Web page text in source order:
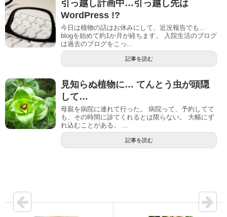
引っ越し計画中…引っ越し先は
WordPress !?
今日は植物の話はお休みにして、近況報告でも…
blogを始めて約1か月が経ちます。 入院生活のブログ
は過去のブログをこっ...
記事を読む
見知らぬ植物に… てんとう虫が頭隠
して…
母親を病院に連れて行った。 病院って、予約してて
も、その時間に診てくれるとは限らない。 大幅にず
れ込むことがある。 ...
記事を読む